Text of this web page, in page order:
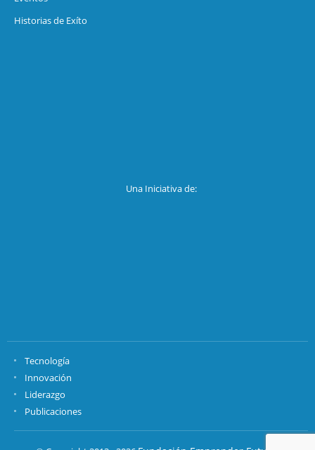
Historias de Exíto
Una Iniciativa de:
Tecnología
Innovación
Liderazgo
Publicaciones